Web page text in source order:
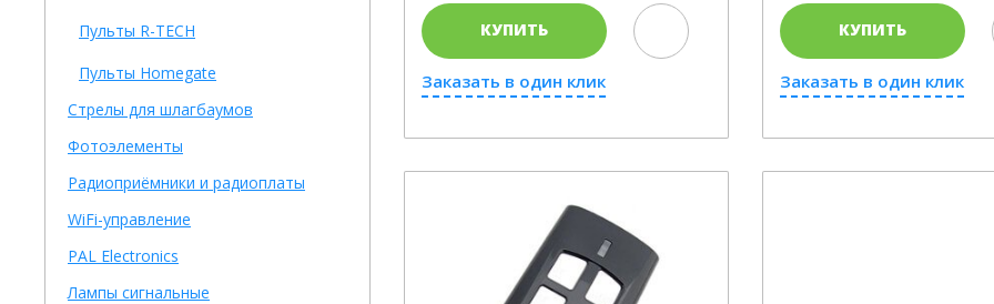
Пульты R-TECH
Пульты Homegate
Стрелы для шлагбаумов
Фотоэлементы
Радиоприёмники и радиоплаты
WiFi-управление
PAL Electronics
Лампы сигнальные
КУПИТЬ
Заказать в один клик
КУПИТЬ
Заказать в один клик